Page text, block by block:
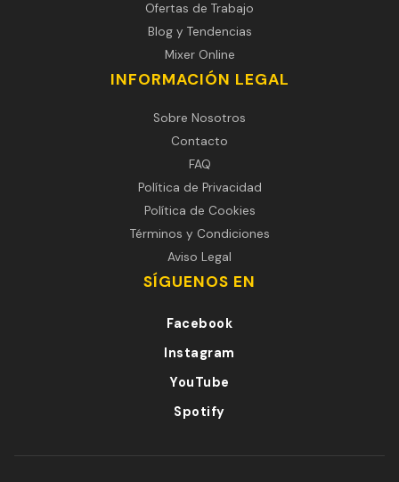
Ofertas de Trabajo
Blog y Tendencias
Mixer Online
INFORMACIÓN LEGAL
Sobre Nosotros
Contacto
FAQ
Política de Privacidad
Política de Cookies
Términos y Condiciones
Aviso Legal
SÍGUENOS EN
Facebook
Instagram
YouTube
Spotify